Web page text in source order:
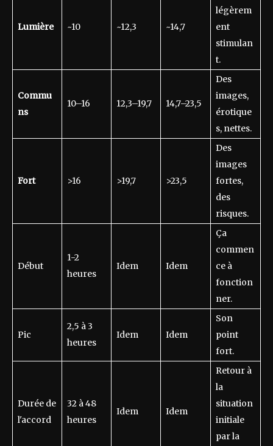
Lumière ~10 ~12,3 ~14,7
légèrem
ent
stimulan
t.
Commu
ns
10–16 12,3–19,7 14,7–23,5
Des
images,
érotique
s, nettes.
Fort >16 >19,7 >23,5
Des
images
fortes,
des
risques.
Début
1-2
heures
Idem Idem
Ça
commen
ce à
fonction
ner.
Pic
2,5 à 3
heures
Idem Idem
Son
point
fort.
Durée de
l'accord
32 à 48
heures
Idem Idem
Retour à
la
situation
initiale
par la